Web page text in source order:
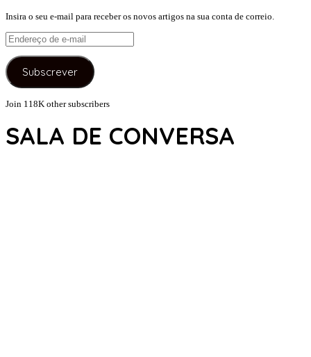
Insira o seu e-mail para receber os novos artigos na sua conta de correio.
Endereço
de
e-
mail
Subscrever
Join 118K other subscribers
SALA DE CONVERSA